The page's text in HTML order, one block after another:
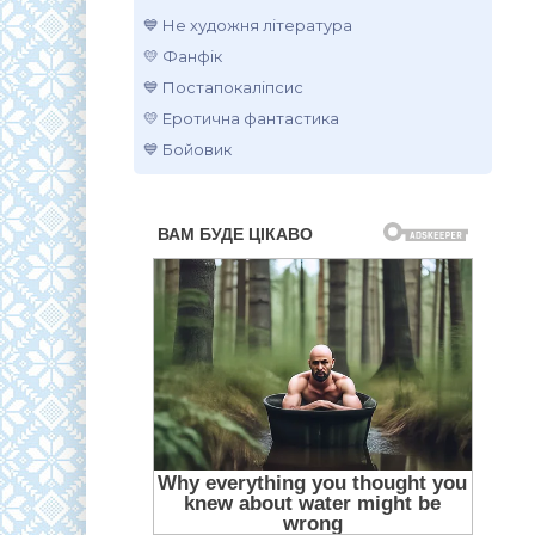
💙 Не художня література
💛 Фанфік
💙 Постапокаліпсис
💛 Еротична фантастика
💙 Бойовик